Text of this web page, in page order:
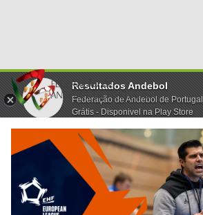
Resultados Andebol
Federação de Andebol de Portugal
Grátis - Disponivel na Play Store